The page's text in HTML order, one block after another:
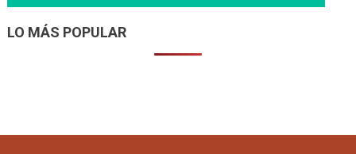
LO MÁS POPULAR